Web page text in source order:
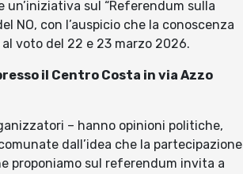
un’iniziativa sul “Referendum sulla
NO, con l’auspicio che la conoscenza
voto del 22 e 23 marzo 2026.
il Centro Costa in via Azzo
– hanno opinioni politiche,
dall’idea che la partecipazione
proponiamo sul referendum invita a